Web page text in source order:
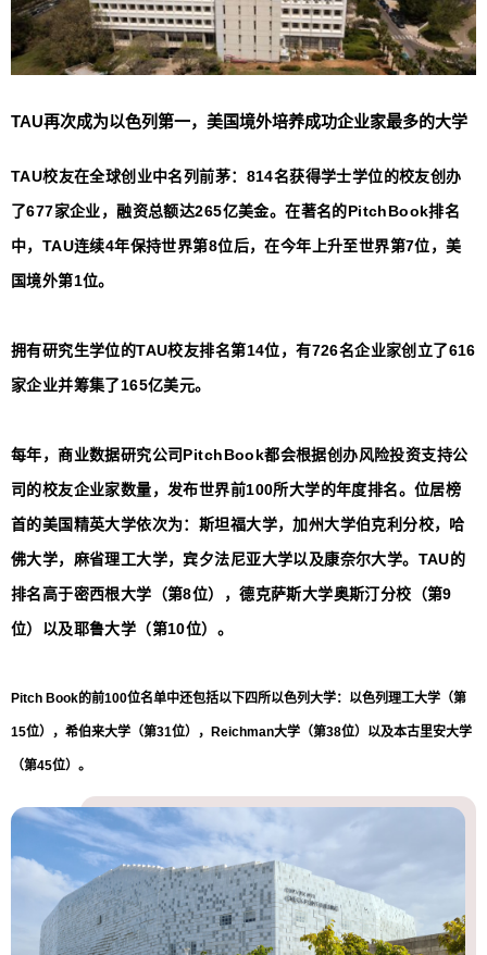
TAU再次成为以色列第一，美国境外培养成功企业家最多的大学
TAU校友在全球创业中名列前茅：814名获得学士学位的校友创办
了677家企业，融资总额达265亿美金。在著名的PitchBook排名
中，TAU连续4年保持世界第8位后，在今年上升至世界第7位，美
国境外第1位。
拥有研究生学位的TAU校友排名第14位，有726名企业家创立了616
家企业并筹集了165亿美元。
每年，商业数据研究公司PitchBook都会根据创办风险投资支持公
司的校友企业家数量，发布世界前100所大学的年度排名。位居榜
首的美国精英大学依次为：斯坦福大学，加州大学伯克利分校，哈
佛大学，麻省理工大学，宾夕法尼亚大学以及康奈尔大学。TAU的
排名高于密西根大学（第8位），德克萨斯大学奥斯汀分校（第9
位）以及耶鲁大学（第10位）。
Pitch Book的前100位名单中还包括以下四所以色列大学：以色列理工大学（第
15位），希伯来大学（第31位），Reichman大学（第38位）以及本古里安大学
（第45位）。